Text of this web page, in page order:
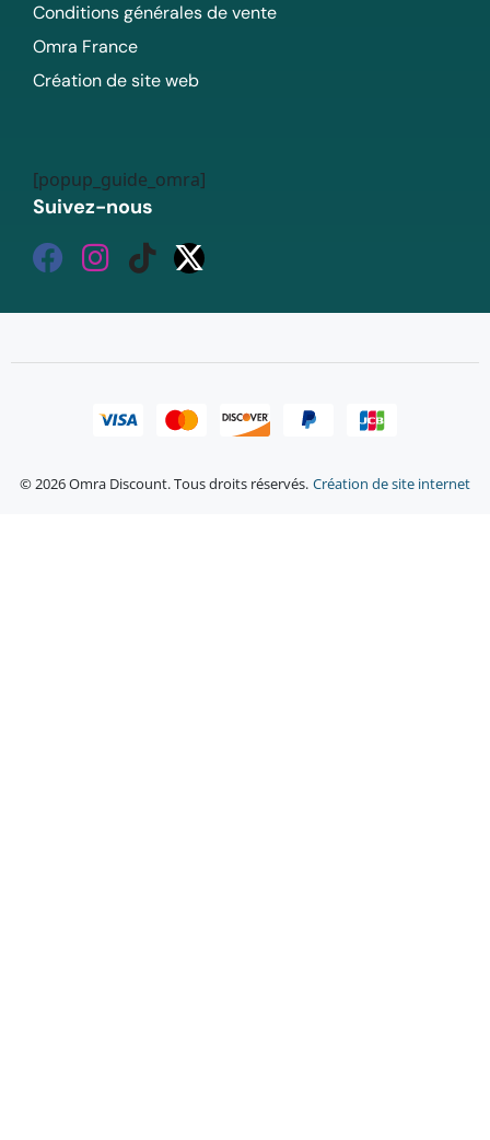
Conditions générales de vente
Omra France
Création de site web
[popup_guide_omra]
Suivez-nous
© 2026 Omra Discount. Tous droits réservés. Création de site internet